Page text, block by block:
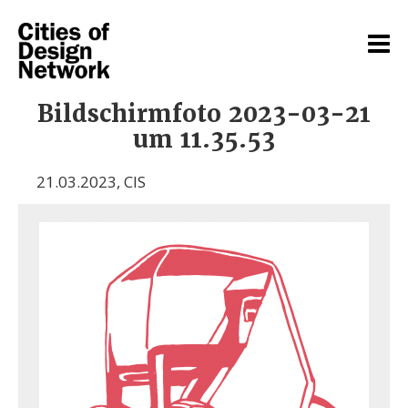
Bildschirmfoto 2023-03-21
um 11.35.53
21.03.2023, CIS